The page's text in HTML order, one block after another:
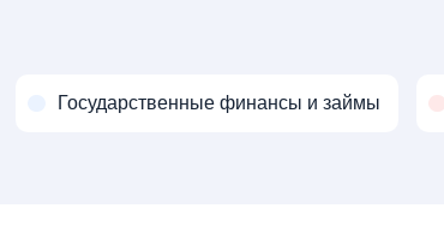
Государственные финансы и займы